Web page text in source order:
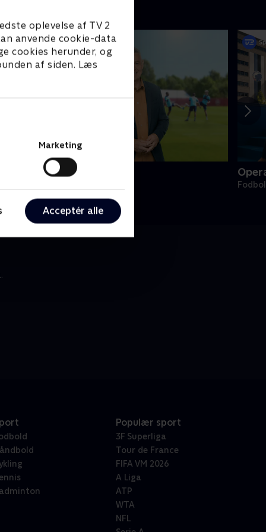
oplevelse af TV 2
anvende cookie-data
cookies herunder, og
af siden. Læs
Marketing
Acceptér alle
Landsholdslejren
Populær sport
3F Superliga
Tour de France
FIFA VM 2026
A Liga
ATP
WTA
NFL